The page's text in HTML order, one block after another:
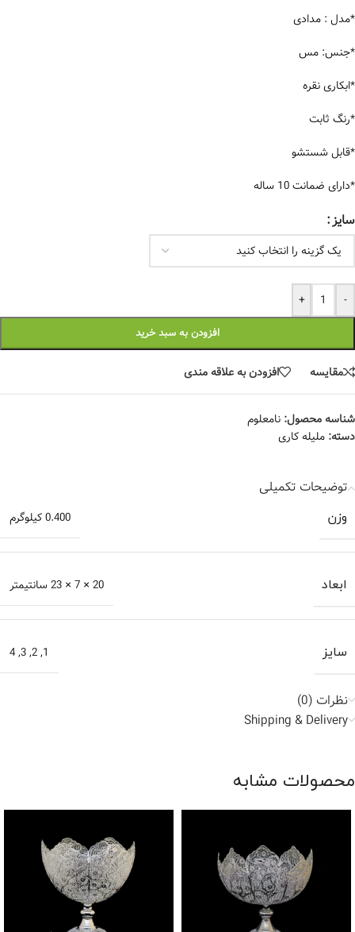
*مدل : مدادی
*جنس: مس
*ابکاری نقره
*رنگ ثابت
*قابل شستشو
*دارای ضمانت 10 ساله
سایز
-
+
افزودن به سبد خرید
مقایسه افزودن به علاقه مندی
شناسه محصول: نامعلوم
دسته: ملیله کاری
توضیحات تکمیلی
وزن 0.400 کیلوگرم
ابعاد 20 × 7 × 23 سانتیمتر
سایز 1
,
2
,
3
,
4
نظرات (0)
Shipping & Delivery
محصولات مشابه